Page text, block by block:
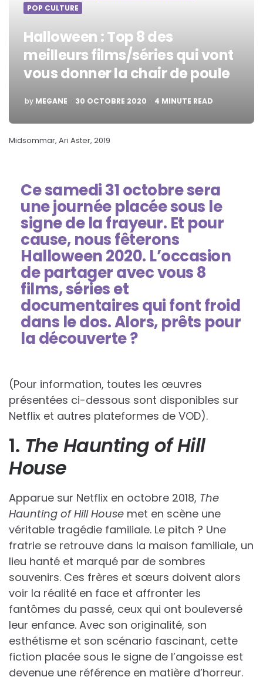
POP CULTURE
Halloween : Top 8 des
meilleurs films/séries qui vont
vous donner la chair de poule
POSTED
BY
by MEGANE 30 OCTOBRE 2020 4 MINUTE READ
Midsommar, Ari Aster, 2019
Ce samedi 31 octobre sera
une journée placée sous le
signe de la frayeur. Et pour
cause, nous fêterons
Halloween 2020. L’occasion
de partager avec vous 8
films, séries et
documentaires qui font froid
dans le dos. Alors, prêts pour
la découverte ?
(Pour information, toutes les œuvres
présentées ci-dessous sont disponibles sur
Netflix et autres plateformes de VOD).
1. The Haunting of Hill
House
Apparue sur Netflix en octobre 2018, The
Haunting of Hill House met en scène une
véritable tragédie familiale. Le pitch ? Une
fratrie se retrouve dans la maison familiale, un
lieu hanté et marqué par de sombres
souvenirs. Ces frères et sœurs doivent alors
voir la réalité en face et affronter les
fantômes du passé, ceux qui ont bouleversé
leur enfance. Avec son originalité, son
esthétisme et son scénario fascinant, cette
fiction placée sous le signe de l’angoisse est
devenue une référence en matière d’horreur.